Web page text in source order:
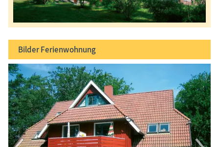
BilderFerienwohnung